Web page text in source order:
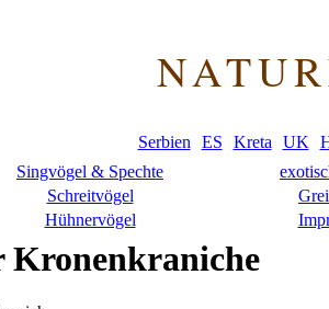
Serbien ES Kreta UK
Singvögel & Spechte
Schreitvögel
Hühnervögel
Kronenkraniche